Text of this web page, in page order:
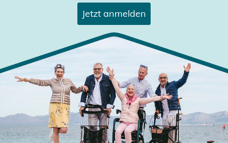
Jetzt anmelden